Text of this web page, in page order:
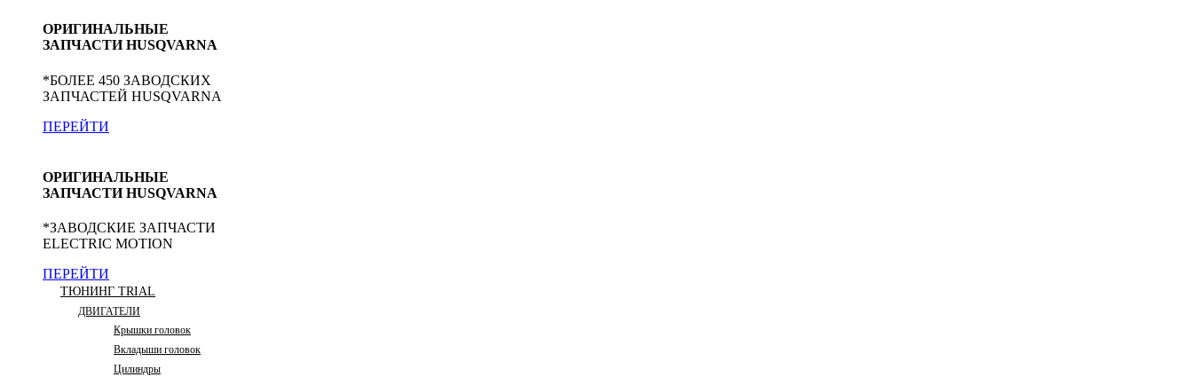
ОРИГИНАЛЬНЫЕ
ЗАПЧАСТИ HUSQVARNA
*БОЛЕЕ 450 ЗАВОДСКИХ
ЗАПЧАСТЕЙ HUSQVARNA
ПЕРЕЙТИ
ОРИГИНАЛЬНЫЕ
ЗАПЧАСТИ HUSQVARNA
*ЗАВОДСКИЕ ЗАПЧАСТИ
ELECTRIC MOTION
ПЕРЕЙТИ
ТЮНИНГ TRIAL
ДВИГАТЕЛИ
Крышки головок
Вкладыши головок
Цилиндры